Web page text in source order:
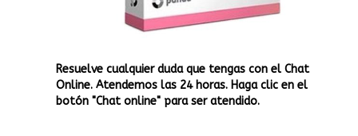
Resuelve cualquier duda que tengas con el Chat
Online. Atendemos las 24 horas. Haga clic en el
botón "Chat online" para ser atendido.